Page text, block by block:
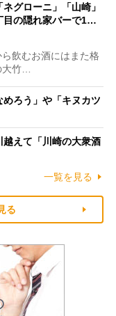
グローニ」「山崎」
目の隠れ家バーで1…
飲むお酒にはまた格
大竹…
めろう」や「キヌカツ
越えて「川崎の大衆酒
一覧を見る
る